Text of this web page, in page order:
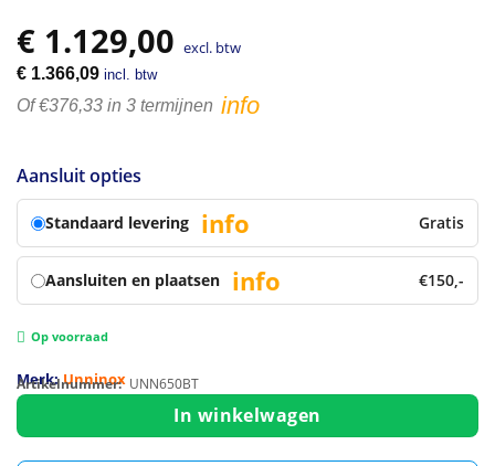
€ 1.129,00 excl. btw
€ 1.366,09 incl. btw
Of €376,33 in 3 termijnen info
Aansluit opties
Standaard levering info Gratis
Aansluiten en plaatsen info €150,-
Op voorraad
Merk: Unninox
Artikelnummer: UNN650BT
In winkelwagen